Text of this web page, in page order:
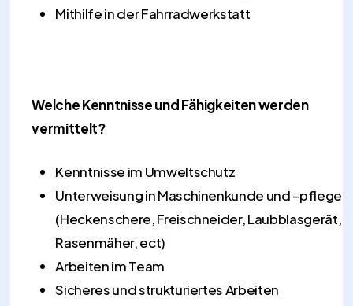
Mithilfe in der Fahrradwerkstatt
Welche Kenntnisse und Fähigkeiten werden
vermittelt?
Kenntnisse im Umweltschutz
Unterweisung in Maschinenkunde und –pflege
(Heckenschere, Freischneider, Laubblasgerät,
Rasenmäher, ect)
Arbeiten im Team
Sicheres und strukturiertes Arbeiten